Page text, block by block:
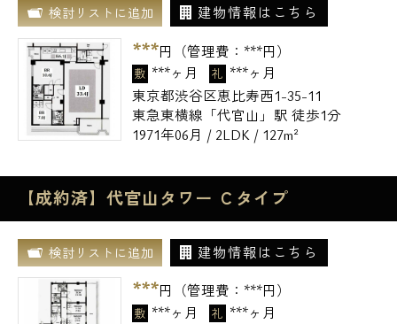
検討リストに追加 建物情報はこちら
***円（管理費： ***円）
敷 ***ヶ月 礼 ***ヶ月
東京都渋谷区恵比寿西1-35-11
東急東横線「代官山」駅 徒歩1分
1971年06月 / 2LDK / 127m²
【成約済】代官山タワー Ｃタイプ
検討リストに追加 建物情報はこちら
***円（管理費： ***円）
敷 ***ヶ月 礼 ***ヶ月